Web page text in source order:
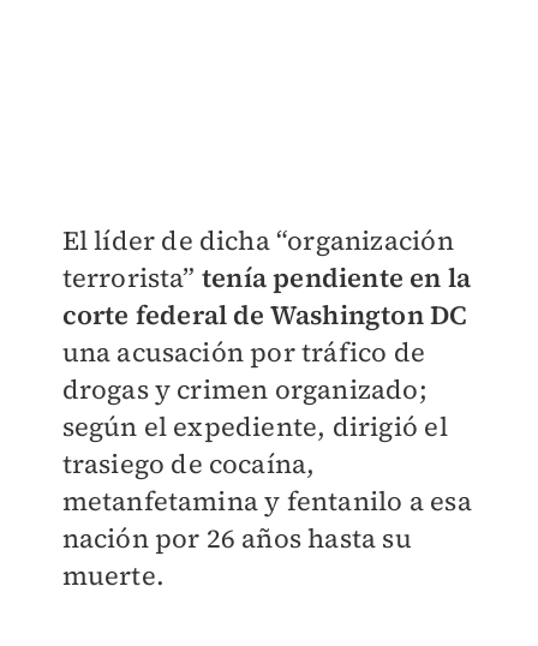
El líder de dicha “organización
terrorista” tenía pendiente en la
corte federal de Washington DC
una acusación por tráfico de
drogas y crimen organizado;
según el expediente, dirigió el
trasiego de cocaína,
metanfetamina y fentanilo a esa
nación por 26 años hasta su
muerte.